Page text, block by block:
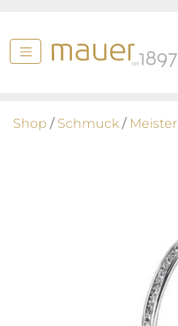
Shop / Schmuck / Meister